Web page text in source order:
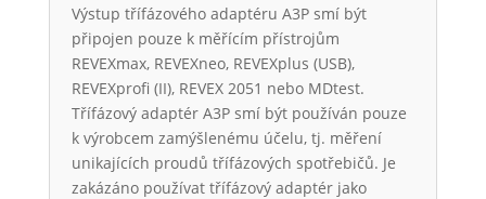
Výstup třífázového adaptéru A3P smí být
připojen pouze k měřícím přístrojům
REVEXmax, REVEXneo, REVEXplus (USB),
REVEXprofi (II), REVEX 2051 nebo MDtest.
Třífázový adaptér A3P smí být používán pouze
k výrobcem zamýšlenému účelu, tj. měření
unikajících proudů třífázových spotřebičů. Je
zakázáno používat třífázový adaptér jako